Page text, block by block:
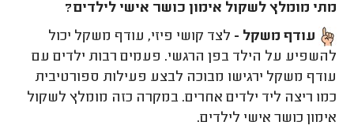
מתי מומלץ לשקול אימון כושר אישי לילדים?
עודף משקל - לצד קושי פיזי, עודף משקל יכול
להשפיע על הילד בפן הרגשי. פעמים רבות ילדים עם
עודף משקל ירגישו מבוכה לבצע פעילות ספורטיבית
כמו ריצה ליד ילדים אחרים. במקרה כזה מומלץ לשקול
אימון כושר אישי לילדים.